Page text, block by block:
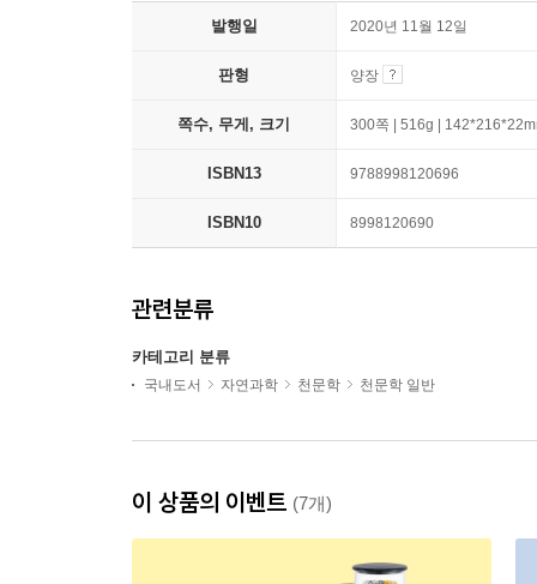
발행일 2020년 11월 12일
판형 양장
쪽수, 무게, 크기 300쪽 | 516g |
ISBN13 9788998120696
ISBN10 8998120690
관련분류
카테고리 분류
국내도서 자연과학 천문학 천문학 일반
이 상품의 이벤트 (7개)